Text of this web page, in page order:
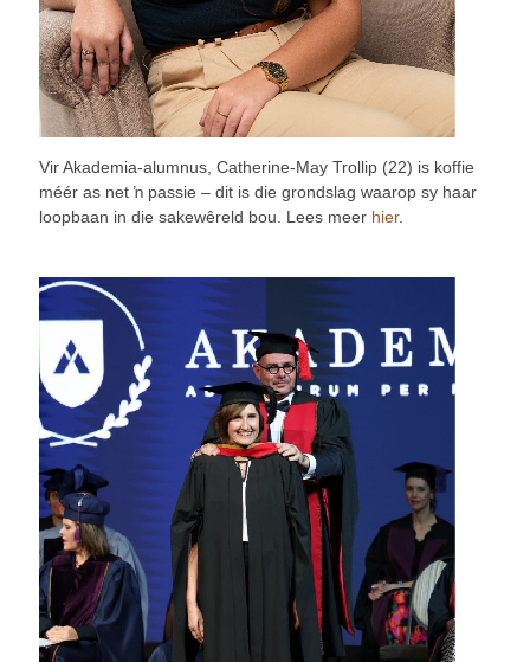
Vir Akademia-alumnus, Catherine-May Trollip (22) is koffie
méér as net ŉ passie – dit is die grondslag waarop sy haar
loopbaan in die sakewêreld bou. Lees meer hier.